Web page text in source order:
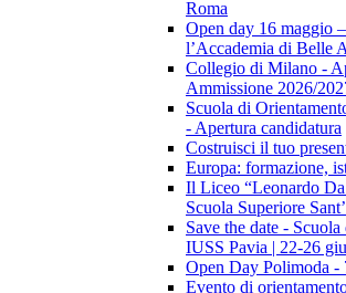
Roma
Open day 16 maggio
l’Accademia di Belle
Collegio di Milano -
Ammissione 2026/
Scuola di
- Apertura candidatura
Costruisci il tuo
Europa: formazione,
Il Liceo “Leonardo
Scuola Superiore
Save the date -
IUSS Pavia | 22-26
Open Day Polimoda
Evento di